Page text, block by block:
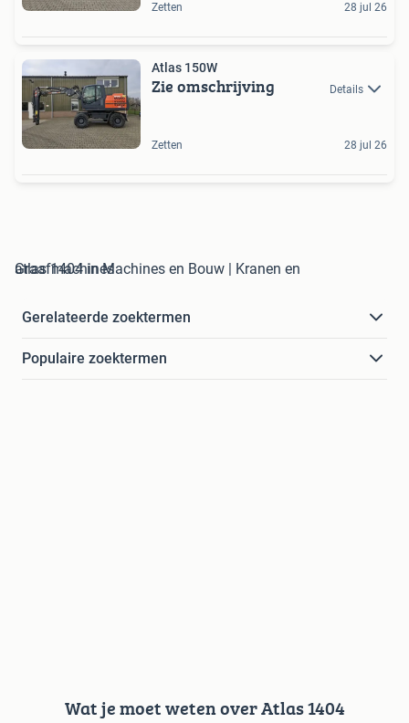
Zetten 28 jul 26
Atlas 150W
Zie omschrijving Details
Zetten 28 jul 26
atlas 1404 in Machines en Bouw | Kranen en Graafmachines
Gerelateerde zoektermen
Populaire zoektermen
Wat je moet weten over Atlas 1404